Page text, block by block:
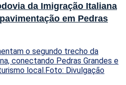
da Imigração Italiana
em Pedras